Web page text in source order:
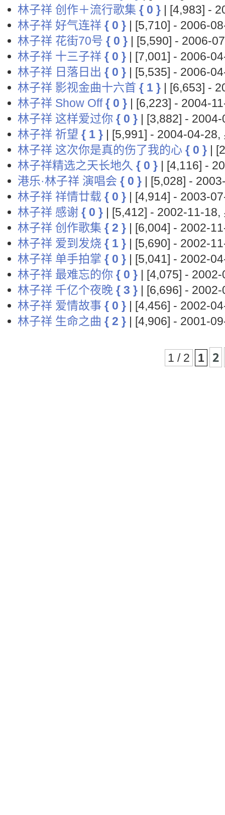
林子祥 创作＋流行歌集 { 0 } | [4,983] -
林子祥 好气连祥 { 0 } | [5,710] - 2006-
林子祥 花街70号 { 0 } | [5,590] - 2006-
林子祥 十三子祥 { 0 } | [7,001] - 2006-
林子祥 日落日出 { 0 } | [5,535] - 2006-
林子祥 影视金曲十六首 { 1 } | [6,653] -
林子祥 Show Off { 0 } | [6,223] - 2004-
林子祥 这样爱过你 { 0 } | [3,882] -
林子祥 祈望 { 1 } | [5,991] - 2004-04-28,
林子祥 这次你是真的伤了我的心 { 0 } |
林子祥精选之天长地久 { 0 } | [4,116] -
港乐·林子祥 演唱会 { 0 } | [5,028] -
林子祥 祥情廿载 { 0 } | [4,914] - 2003-
林子祥 感谢 { 0 } | [5,412] - 2002-11-18,
林子祥 创作歌集 { 2 } | [6,004] - 2002-
林子祥 爱到发烧 { 1 } | [5,690] - 2002-
林子祥 单手拍掌 { 0 } | [5,041] - 2002-
林子祥 最难忘的你 { 0 } | [4,075] -
林子祥 千亿个夜晚 { 3 } | [6,696] -
林子祥 爱情故事 { 0 } | [4,456] - 2002-
林子祥 生命之曲 { 2 } | [4,906] - 2001-
1 / 2 1 2